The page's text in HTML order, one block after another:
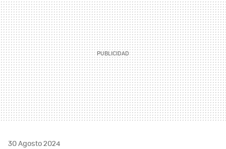
30 Agosto 2024